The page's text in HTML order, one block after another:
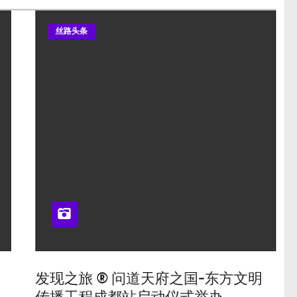
丝路头条
发现之旅 ® 问道天府之国-东方文明